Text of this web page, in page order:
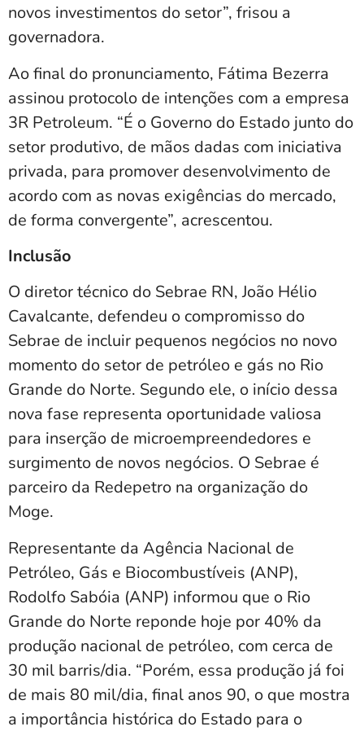
novos investimentos do setor”, frisou a
governadora.
Ao final do pronunciamento, Fátima Bezerra
assinou protocolo de intenções com a empresa
3R Petroleum. “É o Governo do Estado junto do
setor produtivo, de mãos dadas com iniciativa
privada, para promover desenvolvimento de
acordo com as novas exigências do mercado,
de forma convergente”, acrescentou.
Inclusão
O diretor técnico do Sebrae RN, João Hélio
Cavalcante, defendeu o compromisso do
Sebrae de incluir pequenos negócios no novo
momento do setor de petróleo e gás no Rio
Grande do Norte. Segundo ele, o início dessa
nova fase representa oportunidade valiosa
para inserção de microempreendedores e
surgimento de novos negócios. O Sebrae é
parceiro da Redepetro na organização do
Moge.
Representante da Agência Nacional de
Petróleo, Gás e Biocombustíveis (ANP),
Rodolfo Sabóia (ANP) informou que o Rio
Grande do Norte reponde hoje por 40% da
produção nacional de petróleo, com cerca de
30 mil barris/dia. “Porém, essa produção já foi
de mais 80 mil/dia, final anos 90, o que mostra
a importância histórica do Estado para o